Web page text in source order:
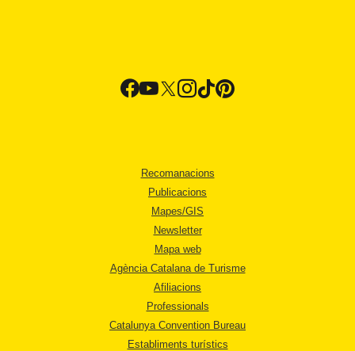
Recomanacions
Publicacions
Mapes/GIS
Newsletter
Mapa web
Agència Catalana de Turisme
Afiliacions
Professionals
Catalunya Convention Bureau
Establiments turístics